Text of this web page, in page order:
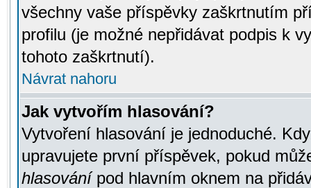
všechny vaše příspěvky zaškrtnutím
profilu (je možné nepřidávat podpis k
tohoto zaškrtnutí).
Návrat nahoru
Jak vytvořím hlasování?
Vytvoření hlasování je jednoduché.
upravujete první příspěvek, pokud
hlasovánípod hlavním oknem na